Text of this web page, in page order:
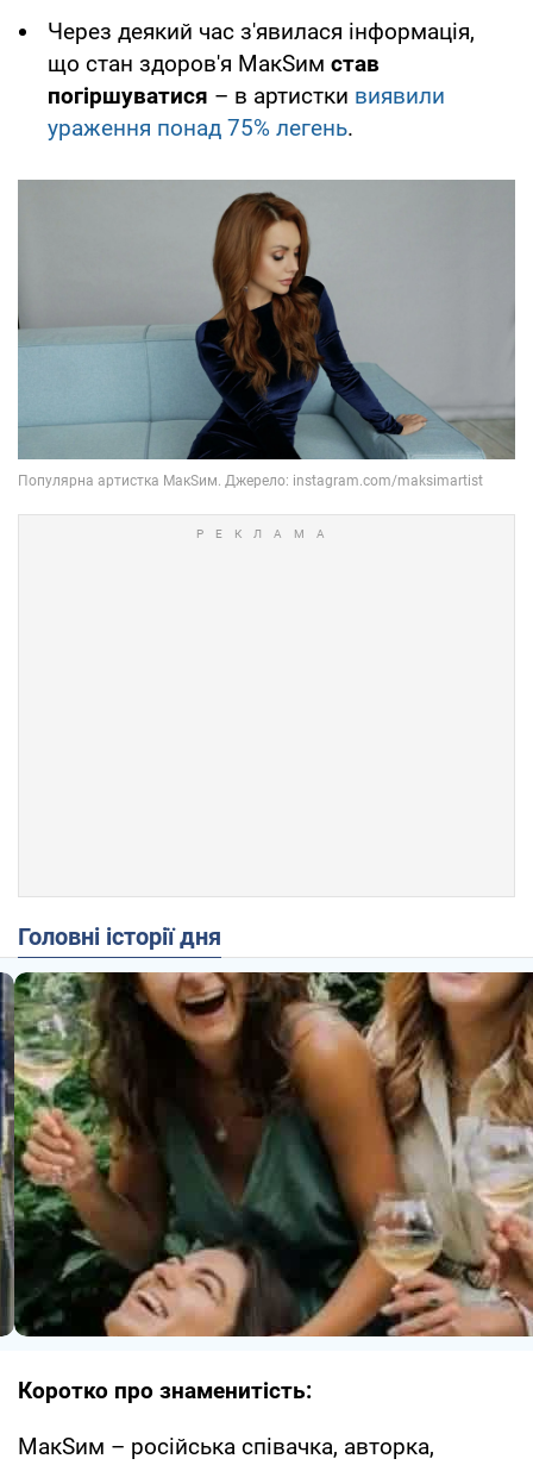
Через деякий час з'явилася інформація,
що стан здоров'я МакSим став
погіршуватися – в артистки виявили
ураження понад 75% легень.
Головні історії дня
Коротко про знаменитість:
МакSим – російська співачка, авторка,